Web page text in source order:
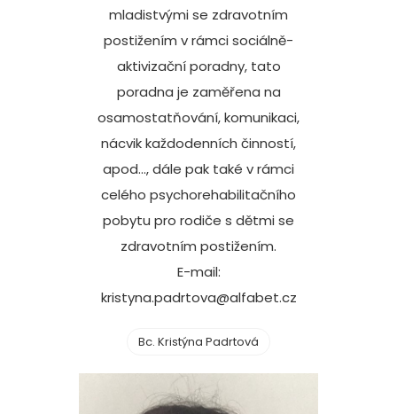
mladistvými se zdravotním
postižením v rámci sociálně-
aktivizační poradny, tato
poradna je zaměřena na
osamostatňování, komunikaci,
nácvik každodenních činností,
apod..., dále pak také v rámci
celého psychorehabilitačního
pobytu pro rodiče s dětmi se
zdravotním postižením.
E-mail:
kristyna.padrtova@alfabet.cz
Bc. Kristýna Padrtová